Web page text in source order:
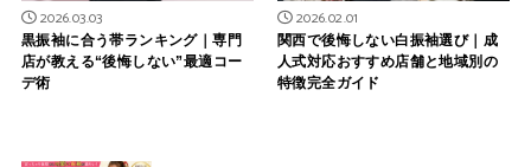
2026.03.03
黒振袖に合う帯ランキング｜専門
店が教える“後悔しない”最適コー
デ術
2026.02.01
関西で後悔しない白振袖選び｜成
人式対応おすすめ店舗と地域別の
特徴完全ガイド